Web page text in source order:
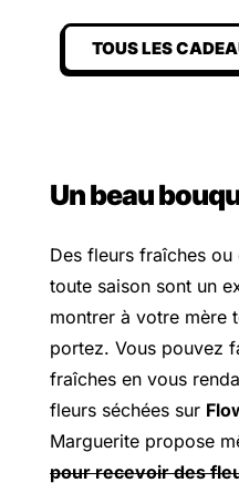
TOUS LES
Un beau
Des fleurs fraîches
toute saison sont un
montrer à votre mère
portez. Vous pouvez
fraîches en vous
fleurs séchées sur
Marguerite propose
pour recevoir des